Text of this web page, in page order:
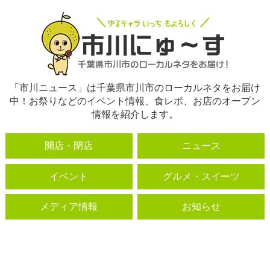
「市川ニュース」は千葉県市川市のローカルネタをお届け
中！お祭りなどのイベント情報、食レポ、お店のオープン
情報を紹介します。
開店・閉店 ニュース
イベント グルメ・スイーツ
メディア情報 お知らせ